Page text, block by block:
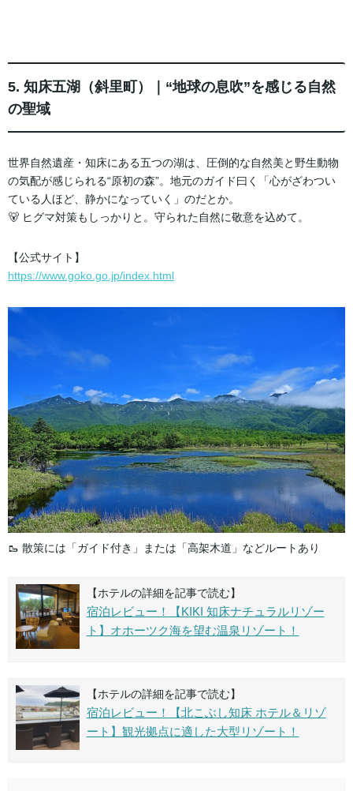
5. 知床五湖（斜里町）｜“地球の息吹”を感じる自然
の聖域
世界自然遺産・知床にある五つの湖は、圧倒的な自然美と野生動物
の気配が感じられる“原初の森”。地元のガイド曰く「心がざわつい
ている人ほど、静かになっていく」のだとか。
🐻 ヒグマ対策もしっかりと。守られた自然に敬意を込めて。
【公式サイト】
https://www.goko.go.jp/index.html
🥾 散策には「ガイド付き」または「高架木道」などルートあり
【ホテルの詳細を記事で読む】
宿泊レビュー！【KIKI 知床ナチュラルリゾー
ト】オホーツク海を望む温泉リゾート！
【ホテルの詳細を記事で読む】
宿泊レビュー！【北こぶし知床 ホテル＆リゾ
ート】観光拠点に適した大型リゾート！